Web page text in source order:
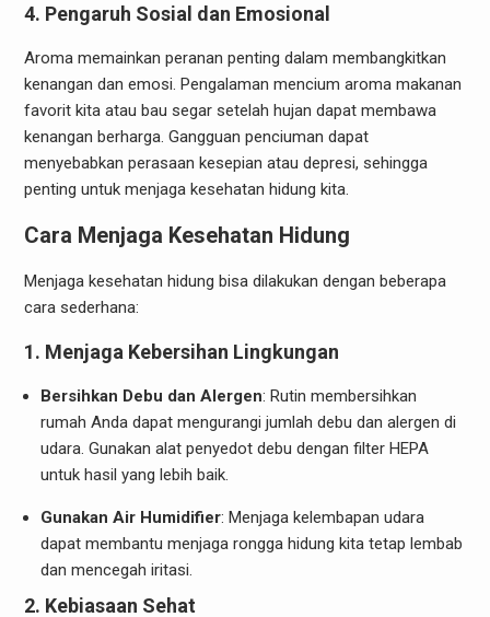
4. Pengaruh Sosial dan Emosional
Aroma memainkan peranan penting dalam membangkitkan
kenangan dan emosi. Pengalaman mencium aroma makanan
favorit kita atau bau segar setelah hujan dapat membawa
kenangan berharga. Gangguan penciuman dapat
menyebabkan perasaan kesepian atau depresi, sehingga
penting untuk menjaga kesehatan hidung kita.
Cara Menjaga Kesehatan Hidung
Menjaga kesehatan hidung bisa dilakukan dengan beberapa
cara sederhana:
1. Menjaga Kebersihan Lingkungan
Bersihkan Debu dan Alergen: Rutin membersihkan
rumah Anda dapat mengurangi jumlah debu dan alergen di
udara. Gunakan alat penyedot debu dengan filter HEPA
untuk hasil yang lebih baik.
Gunakan Air Humidifier: Menjaga kelembapan udara
dapat membantu menjaga rongga hidung kita tetap lembab
dan mencegah iritasi.
2. Kebiasaan Sehat